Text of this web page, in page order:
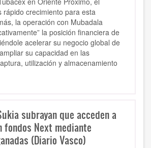
rápido crecimiento para esta
la operación con Mubadala
la posición financiera de
acelerar su negocio global de
su capacidad en las
utilización y almacenamiento
subrayan que acceden a
fondos Next mediante
(Diario Vasco)